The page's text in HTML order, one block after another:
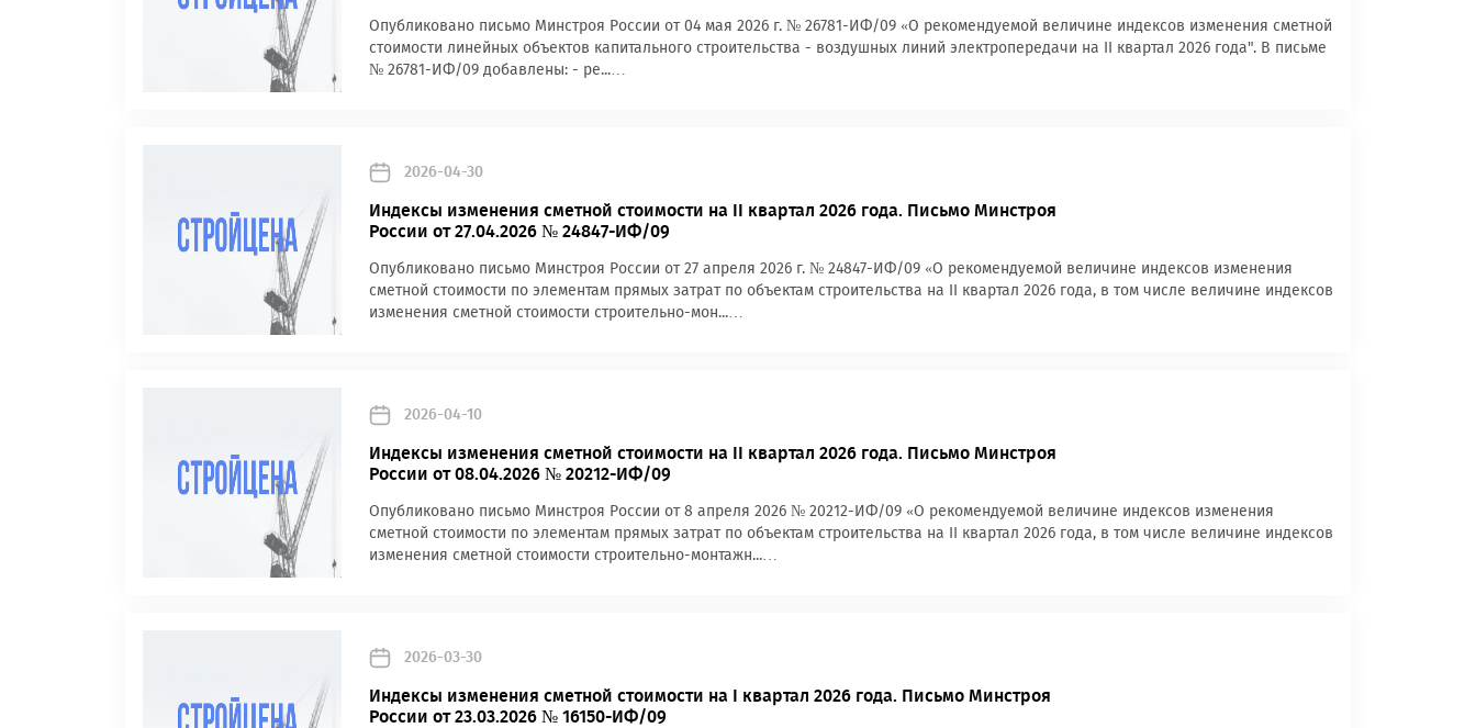
Опубликовано письмо Минстроя России от 04 мая 2026 г. № 26781-ИФ/09 «О рекомендуемой величине индексов изменения сметной
стоимости линейных объектов капитального строительства - воздушных линий электропередачи на II квартал 2026 года". В письме
№ 26781-ИФ/09 добавлены: - ре...…
2026-04-30
Индексы изменения сметной стоимости на II квартал 2026 года. Письмо Минстроя
России от 27.04.2026 № 24847-ИФ/09
Опубликовано письмо Минстроя России от 27 апреля 2026 г. № 24847-ИФ/09 «О рекомендуемой величине индексов изменения
сметной стоимости по элементам прямых затрат по объектам строительства на II квартал 2026 года, в том числе величине индексов
изменения сметной стоимости строительно-мон...…
2026-04-10
Индексы изменения сметной стоимости на II квартал 2026 года. Письмо Минстроя
России от 08.04.2026 № 20212-ИФ/09
Опубликовано письмо Минстроя России от 8 апреля 2026 № 20212-ИФ/09 «О рекомендуемой величине индексов изменения
сметной стоимости по элементам прямых затрат по объектам строительства на II квартал 2026 года, в том числе величине индексов
изменения сметной стоимости строительно-монтажн...…
2026-03-30
Индексы изменения сметной стоимости на I квартал 2026 года. Письмо Минстроя
России от 23.03.2026 № 16150-ИФ/09